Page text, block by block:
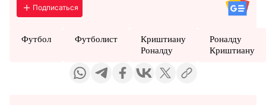
Подписаться
Футбол Футболист
Криштиану
Роналду
Роналду
Криштиану